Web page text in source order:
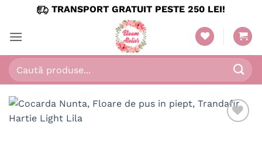
content
TRANSPORT GRATUIT PESTE 250 LEI!
Caută
după: